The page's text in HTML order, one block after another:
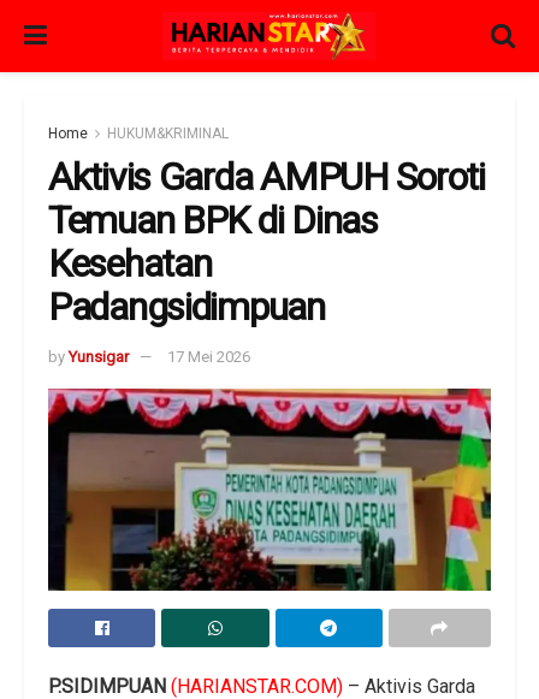
Home HUKUM&KRIMINAL
Aktivis Garda AMPUH Soroti
Temuan BPK di Dinas
Kesehatan
Padangsidimpuan
by Yunsigar 17 Mei 2026
P.SIDIMPUAN (HARIANSTAR.COM) – Aktivis Garda